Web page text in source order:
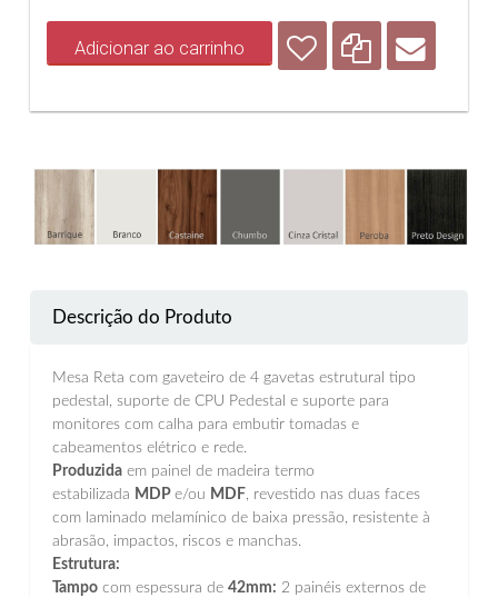
Adicionar ao carrinho
Descrição do Produto
Mesa Reta com gaveteiro de 4 gavetas estrutural tipo
pedestal, suporte de CPU Pedestal e suporte para
monitores com calha para embutir tomadas e
cabeamentos elétrico e rede.
Produzidaem painel de madeira termo
estabilizada MDP e/ou MDF, revestido nas duas faces
com laminado melamínico de baixa pressão, resistente à
abrasão, impactos, riscos e manchas.
Estrutura:
Tampocom espessura de 42mm: 2 painéis externos de